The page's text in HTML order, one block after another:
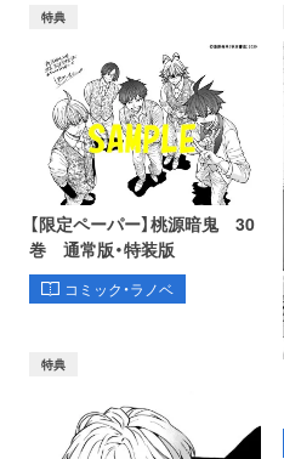
特典
【限定ペーパー】桃源暗鬼 30
巻 通常版・特装版
コミック・ラノベ
特典